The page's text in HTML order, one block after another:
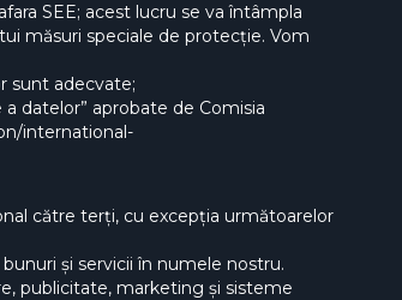
SEE; acest lucru se va întâmpla
măsuri speciale de protecție. Vom
sunt adecvate;
datelor” aprobate de Comisia
international-
către terți, cu excepția următoarelor
și servicii în numele nostru.
publicitate, marketing și sisteme